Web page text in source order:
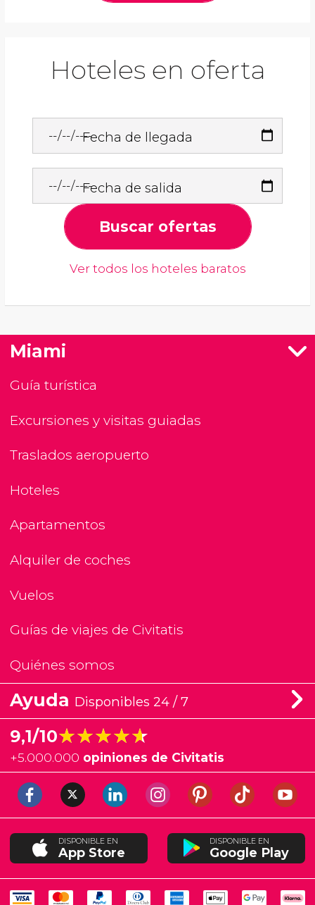
Hoteles en oferta
Fecha de llegada
Fecha de salida
Buscar ofertas
Ver todos los hoteles baratos
Miami
Guía turística
Excursiones y visitas guiadas
Traslados aeropuerto
Hoteles
Apartamentos
Alquiler de coches
Vuelos
Guías de viajes de Civitatis
Quiénes somos
Ayuda Disponibles 24 / 7
9,1/10★★★★★
★★★★★
+5.000.000 opiniones de Civitatis
DISPONIBLE EN
App Store
DISPONIBLE EN
Google Play